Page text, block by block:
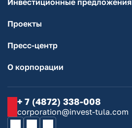
Инвестиционные предложения
Проекты
Пресс-центр
О корпорации
+ 7 (4872) 338-008
corporation@invest-tula.com